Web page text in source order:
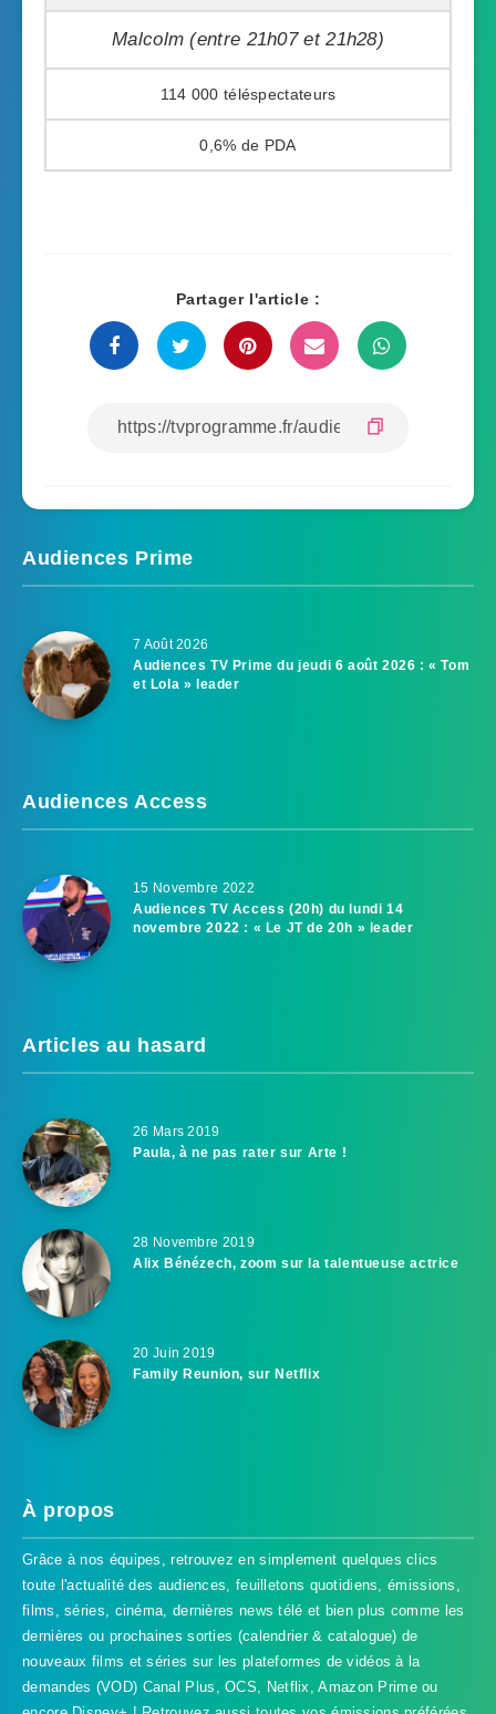
Malcolm (entre 21h07 et 21h28)
114 000
0,6%
Partager l'article :
Audiences Prime
7 Août 2026
Audiences TV Prime du jeudi 6 août 2026 : « Tom
et Lola » leader
Audiences Access
15 Novembre 2022
Audiences TV Access (20h) du lundi 14
novembre 2022 : « Le JT de 20h » leader
Articles au hasard
26 Mars 2019
Paula, à ne pas rater sur Arte !
28 Novembre 2019
Alix Bénézech, zoom sur la talentueuse actrice
20 Juin 2019
Family Reunion, sur Netflix
À propos
Grâce à nos équipes, retrouvez en simplement quelques clics
toute l'actualité des audiences, feuilletons quotidiens, émissions,
films, séries, cinéma, dernières news télé et bien plus comme les
dernières ou prochaines sorties (calendrier & catalogue) de
nouveaux films et séries sur les plateformes de vidéos à la
demandes (VOD) Canal Plus, OCS, Netflix, Amazon Prime ou